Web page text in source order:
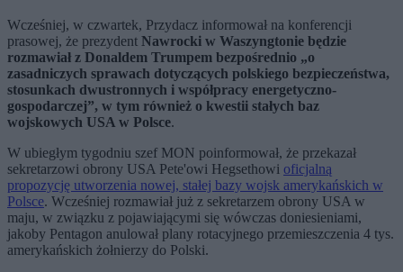
Wcześniej, w czwartek, Przydacz informował na konferencji
prasowej, że prezydent Nawrocki w Waszyngtonie będzie
rozmawiał z Donaldem Trumpem bezpośrednio „o
zasadniczych sprawach dotyczących polskiego bezpieczeństwa,
stosunkach dwustronnych i współpracy energetyczno-
gospodarczej”, w tym również o kwestii stałych baz
wojskowych USA w Polsce.
W ubiegłym tygodniu szef MON poinformował, że przekazał
sekretarzowi obrony USA Pete'owi Hegsethowi oficjalną
propozycję utworzenia nowej, stałej bazy wojsk amerykańskich w
Polsce. Wcześniej rozmawiał już z sekretarzem obrony USA w
maju, w związku z pojawiającymi się wówczas doniesieniami,
jakoby Pentagon anulował plany rotacyjnego przemieszczenia 4 tys.
amerykańskich żołnierzy do Polski.